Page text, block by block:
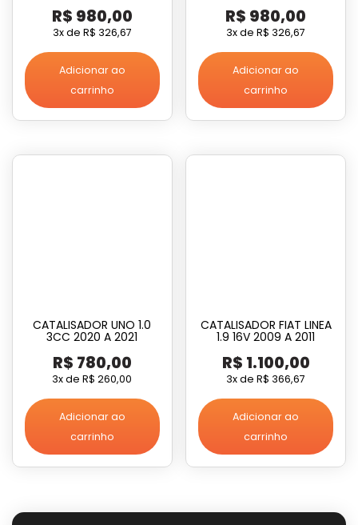
R$ 980,00
3x de R$ 326,67
Adicionar ao
carrinho
R$ 980,00
3x deR$ 326,67
Adicionar ao
carrinho
CATALISADOR UNO 1.0
3CC 2020 A 2021
R$ 780,00
3x deR$ 260,00
Adicionar ao
carrinho
CATALISADOR FIAT LINEA
1.9 16V 2009 A 2011
R$ 1.100,00
3x deR$ 366,67
Adicionar ao
carrinho